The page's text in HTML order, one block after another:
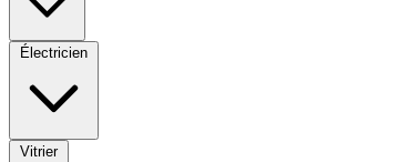
Électricien
Vitrier